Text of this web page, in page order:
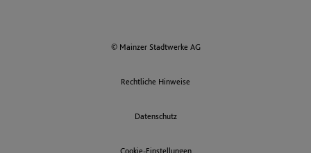
© Mainzer Stadtwerke AG
Rechtliche Hinweise
Datenschutz
Cookie-Einstellungen